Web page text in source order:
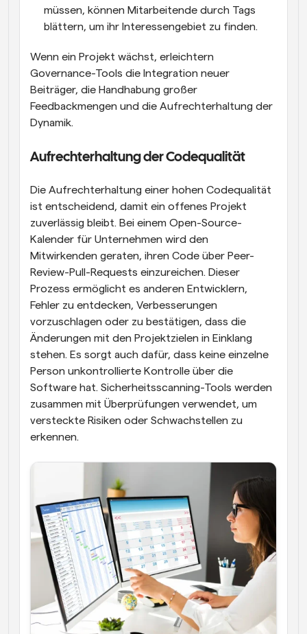
müssen, können Mitarbeitende durch Tags
blättern, um ihr Interessengebiet zu finden.
Wenn ein Projekt wächst, erleichtern
Governance-Tools die Integration neuer
Beiträger, die Handhabung großer
Feedbackmengen und die Aufrechterhaltung der
Dynamik.
Aufrechterhaltung der Codequalität
Die Aufrechterhaltung einer hohen Codequalität
ist entscheidend, damit ein offenes Projekt
zuverlässig bleibt. Bei einem Open-Source-
Kalender für Unternehmen wird den
Mitwirkenden geraten, ihren Code über Peer-
Review-Pull-Requests einzureichen. Dieser
Prozess ermöglicht es anderen Entwicklern,
Fehler zu entdecken, Verbesserungen
vorzuschlagen oder zu bestätigen, dass die
Änderungen mit den Projektzielen in Einklang
stehen. Es sorgt auch dafür, dass keine einzelne
Person unkontrollierte Kontrolle über die
Software hat. Sicherheitsscanning-Tools werden
zusammen mit Überprüfungen verwendet, um
versteckte Risiken oder Schwachstellen zu
erkennen.